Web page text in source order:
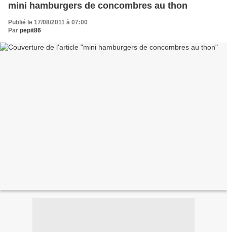
mini hamburgers de concombres au thon
Publié le 17/08/2011 à 07:00
Par pepit86